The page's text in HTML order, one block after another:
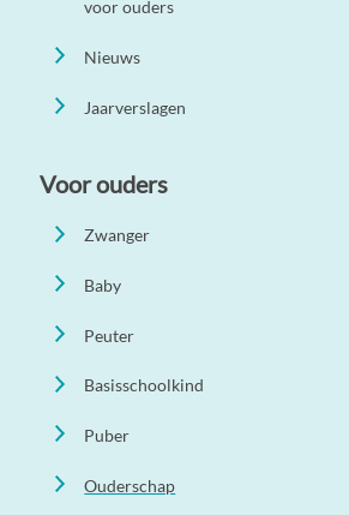
voor ouders
Nieuws
Jaarverslagen
Voor ouders
Zwanger
Baby
Peuter
Basisschoolkind
Puber
Ouderschap